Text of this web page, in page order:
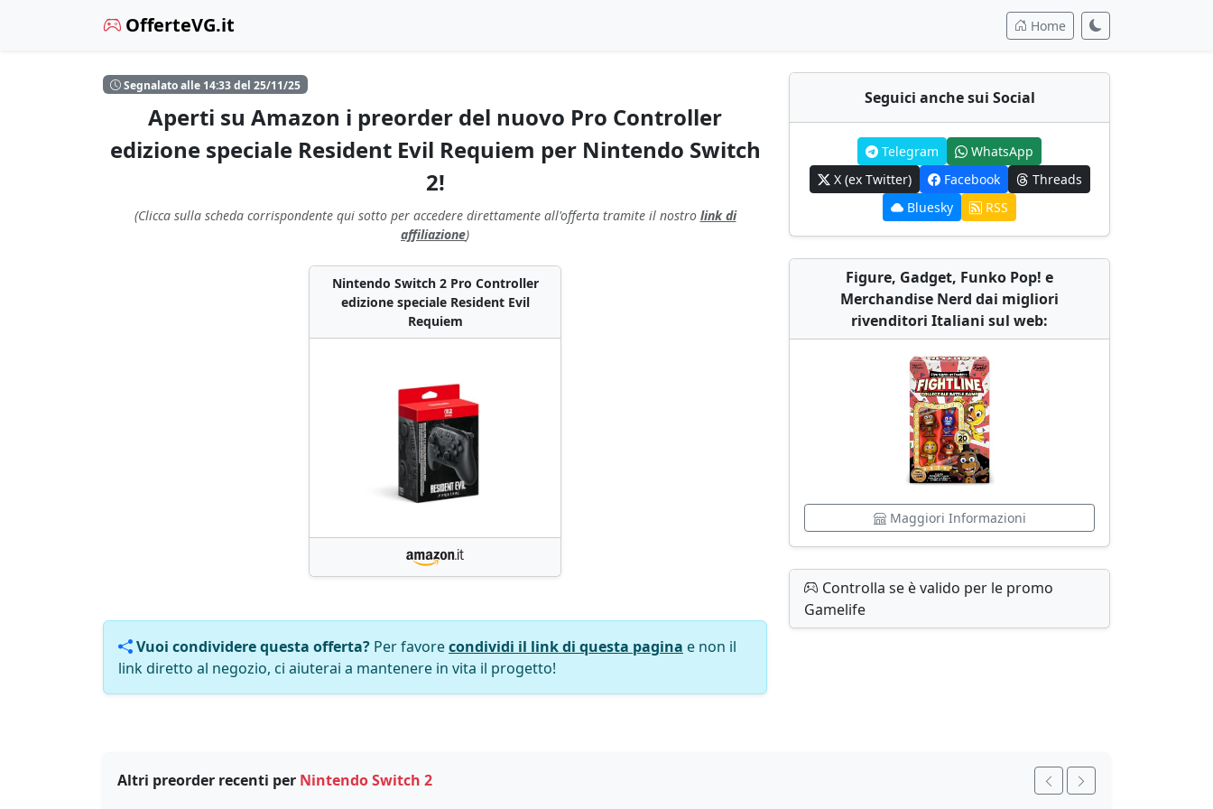
OfferteVG.it Home
Segnalato alle 14:33 del 25/11/25
Aperti su Amazon i preorder del nuovo Pro Controller
edizione speciale Resident Evil Requiem per Nintendo Switch
2!
(Clicca sulla scheda corrispondente qui sotto per accedere direttamente all'offerta tramite il nostro link di
affiliazione)
Nintendo Switch 2 Pro Controller
edizione speciale Resident Evil
Requiem
Vuoi condividere questa offerta? Per favorecondividi il link di questa pagina e non il
link diretto al negozio, ci aiuterai a mantenere in vita il progetto!
Seguici anche sui Social
Telegram
WhatsApp
X (ex Twitter)
Facebook
Threads
Bluesky
RSS
Figure, Gadget, Funko Pop! e
Merchandise Nerd dai migliori
rivenditori Italiani sul web:
Maggiori Informazioni
Controlla se è valido per le promo
Gamelife
Altri preorder recenti per Nintendo Switch 2